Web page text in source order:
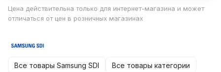
Цена действительна только для интернет-магазина и может
отличаться от цен в розничных магазинах
Все товары Samsung SDI Все товары категории